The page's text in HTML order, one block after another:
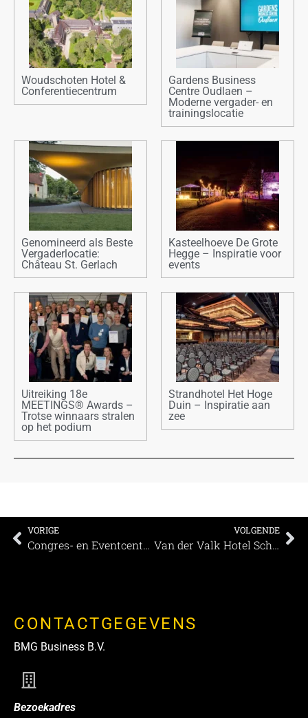
Woudschoten Hotel &
Conferentiecentrum
Gardens Business
Centre Oudlaen –
Moderne vergader- en
trainingslocatie
Genomineerd als Beste
Vergaderlocatie:
Château St. Gerlach
Kasteelhoeve De Grote
Hegge – Inspiratie voor
events
Uitreiking 18e
MEETINGS® Awards –
Trotse winnaars stralen
op het podium
Strandhotel Het Hoge
Duin – Inspiratie aan
zee
VORIGE
Congres- en Eventcentrum WILDLANDS ATLAS – Unieke combinatie voor elk evenement
VOLGENDE
Van der Valk Hotel Schiphol ideale congreslocatie – Vernieuwd en duurzaam
CONTACTGEGEVENS
BMG Business B.V.
Bezoekadres